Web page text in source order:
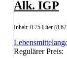
Alk. IGP
Inhalt: 0.75 Liter
Regulärer Preis: